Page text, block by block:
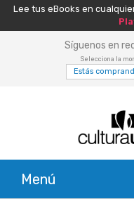
Lee tus eBooks en
Síguenos en
Selecciona la
Estás
Menú